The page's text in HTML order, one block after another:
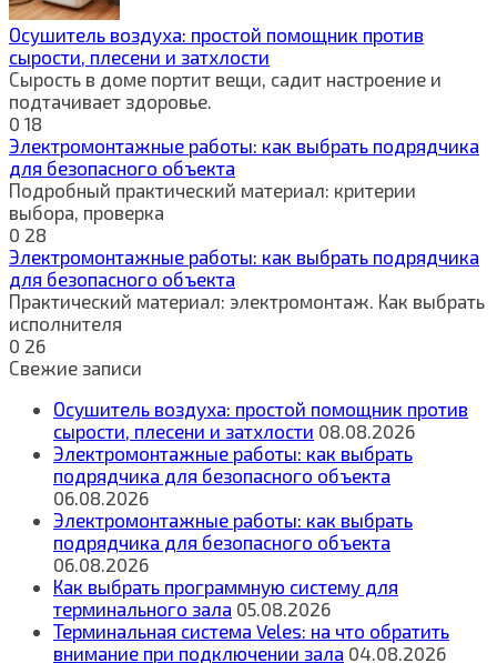
Осушитель воздуха: простой помощник против
сырости, плесени и затхлости
Сырость в доме портит вещи, садит настроение и
подтачивает здоровье.
0 18
Электромонтажные работы: как выбрать подрядчика
для безопасного объекта
Подробный практический материал: критерии
выбора, проверка
0 28
Электромонтажные работы: как выбрать подрядчика
для безопасного объекта
Практический материал: электромонтаж. Как выбрать
исполнителя
0 26
Свежие записи
Осушитель воздуха: простой помощник против
сырости, плесени и затхлости 08.08.2026
Электромонтажные работы: как выбрать
подрядчика для безопасного объекта
06.08.2026
Электромонтажные работы: как выбрать
подрядчика для безопасного объекта
06.08.2026
Как выбрать программную систему для
терминального зала 05.08.2026
Терминальная система Veles: на что обратить
внимание при подключении зала 04.08.2026